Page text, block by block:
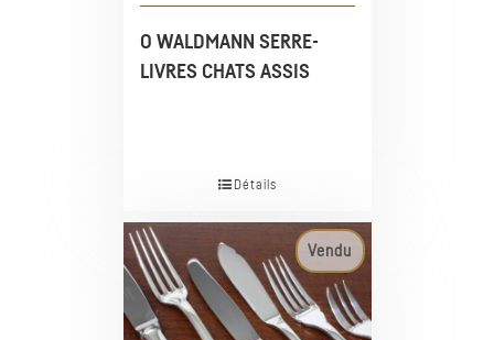
O WALDMANN SERRE-
LIVRES CHATS ASSIS
Détails
Vendu